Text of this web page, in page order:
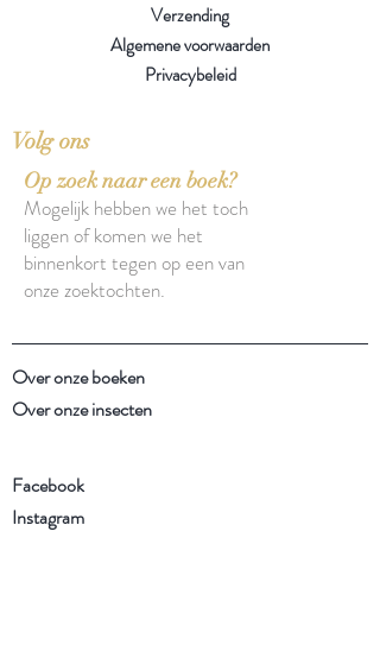
Verzending
Algemene voorwaarden
Privacybeleid
Volg ons
Op zoek naar een boek?
Mogelijk hebben we het toch
liggen of komen we het
binnenkort tegen op een van
onze zoektochten.
Over onze boeken
Over onze insecten
Facebook
Instagram